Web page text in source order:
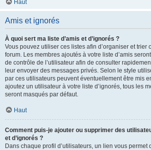
Haut
Amis et ignorés
À quoi sert ma liste d’amis et d’ignorés ?
Vous pouvez utiliser ces listes afin d’organiser et trier
forum. Les membres ajoutés à votre liste d’amis
de contrôle de l’utilisateur afin de consulter
leur envoyer des messages privés. Selon le style
par ces utilisateurs peuvent éventuellement être mis
ajoutez un utilisateur à votre liste d’ignorés, tous les
seront masqués par défaut.
Haut
Comment puis-je ajouter ou supprimer des
et d’ignorés ?
Dans chaque profil d’utilisateurs, un lien vous permet